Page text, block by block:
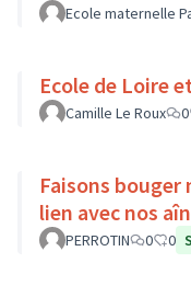
Ecole maternelle
Ecole de Loire
Camille Le Roux 0
Faisons
lien avec nos
PERROTIN 0 0